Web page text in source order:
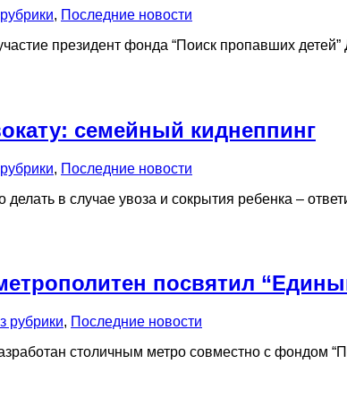
, Последние новости
президент фонда “Поиск пропавших
семейный киднеппинг
, Последние новости
делать в случае увоза и сокрытия ребенка –
посвятил
рубрики, Последние новости
столичным метро совместно с фондом